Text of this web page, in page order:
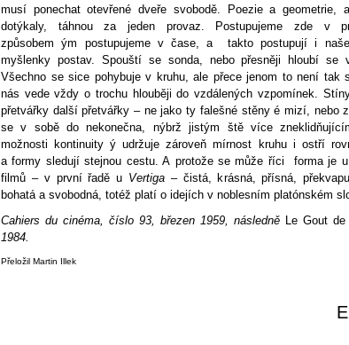
musí ponechat otevřené dveře svobodě. Poezie a geometrie,
dotýkaly, táhnou za jeden provaz. Postupujeme zde v
způsobem ým postupujeme v čase, a takto postupují i
myšlenky postav. Spouští se sonda, nebo přesněji hloubí se
Všechno se sice pohybuje v kruhu, ale přece jenom to není tak
nás vede vždy o trochu hlouběji do vzdálených vzpomínek.
přetvářky další přetvářky – ne jako ty falešné stěny é mizí, nebo
se v sobě do nekonečna, nýbrž jistým ště více
možnosti kontinuity ý udržuje zároveň mírnost kruhu i ostří
a formy sledují stejnou cestu. A protože se může říci forma je
filmů – v první řadě u Vertiga – čistá, krásná, přísná,
bohatá a svobodná, totéž platí o idejích v noblesním platónském
Cahiers du cinéma, číslo 93, březen 1959, následně Le Gout
1984.
Přeložil Martin Illek